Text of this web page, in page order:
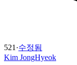
521 ·수정됨
Kim JongHyeok